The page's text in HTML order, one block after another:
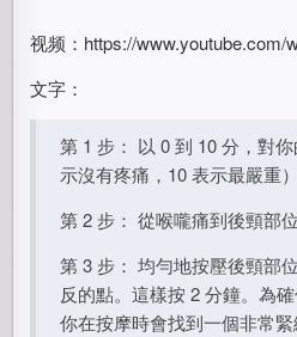
视频：https://www.youtube.com/
文字：
第 1 步： 以 0 到 10 分，對
示沒有疼痛，10 表示最嚴重）
第 2 步： 從喉嚨痛到後頸部
第 3 步： 均勻地按壓後頸部
反的點。這樣按 2 分鐘。為
你在按摩時會找到一個非常